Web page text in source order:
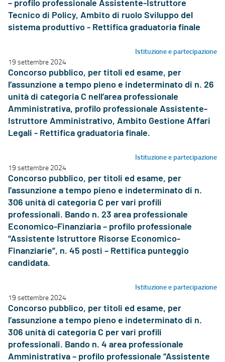
– profilo professionale Assistente-Istruttore
Tecnico di Policy, Ambito di ruolo Sviluppo del
sistema produttivo - Rettifica graduatoria finale
Istituzione e partecipazione
19 settembre 2024
Concorso pubblico, per titoli ed esame, per
l’assunzione a tempo pieno e indeterminato di n. 26
unità di categoria C nell’area professionale
Amministrativa, profilo professionale Assistente-
Istruttore Amministrativo, Ambito Gestione Affari
Legali - Rettifica graduatoria finale.
Istituzione e partecipazione
19 settembre 2024
Concorso pubblico, per titoli ed esame, per
l’assunzione a tempo pieno e indeterminato di n.
306 unità di categoria C per vari profili
professionali. Bando n. 23 area professionale
Economico-Finanziaria – profilo professionale
“Assistente Istruttore Risorse Economico-
Finanziarie”, n. 45 posti – Rettifica punteggio
candidata.
Istituzione e partecipazione
19 settembre 2024
Concorso pubblico, per titoli ed esame, per
l’assunzione a tempo pieno e indeterminato di n.
306 unità di categoria C per vari profili
professionali. Bando n. 4 area professionale
Amministrativa – profilo professionale “Assistente